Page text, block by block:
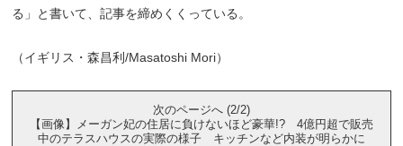
る」と書いて、記事を締めくくっている。
（イギリス・森昌利/Masatoshi Mori）
次のページへ (2/2)
【画像】メーガン妃の住居に負けないほど豪華!? 4億円超で販売
中のテラスハウスの実際の様子 キッチンなど内装が明らかに